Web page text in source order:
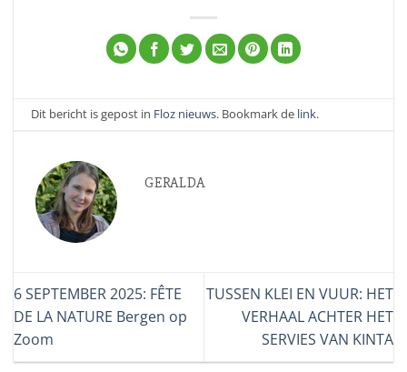
Dit bericht is gepost in Floz nieuws. Bookmark de link.
GERALDA
6 SEPTEMBER 2025: FÊTE
DE LA NATURE Bergen op
Zoom
TUSSEN KLEI EN VUUR: HET
VERHAAL ACHTER HET
SERVIES VAN KINTA